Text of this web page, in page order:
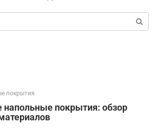
покрытия
покрытия: обзор